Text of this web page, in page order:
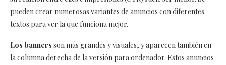
pueden crear numerosas variantes de anuncios con diferentes
textos para ver la que funciona mejor.
Los banners son más grandes y visuales, y aparecen también en
la columna derecha de la versión para ordenador. Estos anuncios